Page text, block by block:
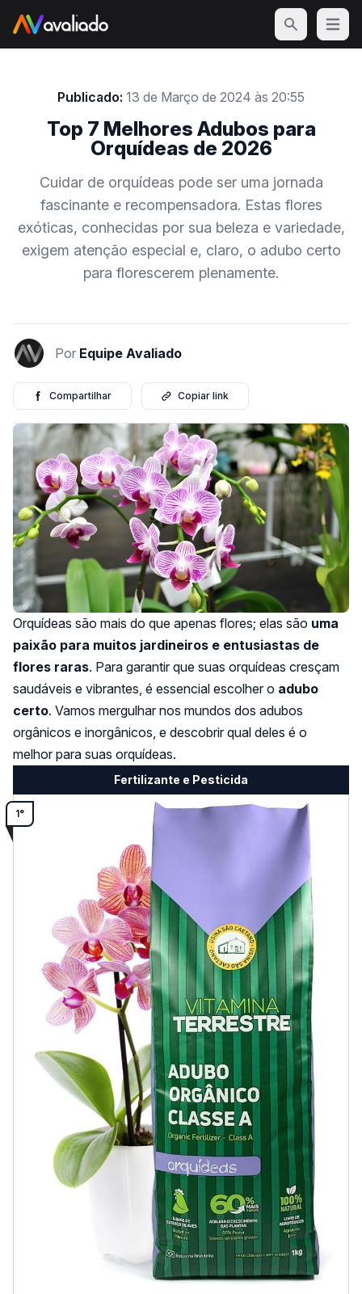
Open
Publicado: 13 de Março de 2024 às 20:55
Top 7 Melhores Adubos para
Orquídeas de 2026
Cuidar de orquídeas pode ser uma jornada
fascinante e recompensadora. Estas flores
exóticas, conhecidas por sua beleza e variedade,
exigem atenção especial e, claro, o adubo certo
para florescerem plenamente.
Por Equipe Avaliado
Compartilhar Copiar link
Orquídeas são mais do que apenas flores; elas são uma
paixão para muitos jardineiros e entusiastas de
flores raras. Para garantir que suas orquídeas cresçam
saudáveis e vibrantes, é essencial escolher o adubo
certo. Vamos mergulhar nos mundos dos adubos
orgânicos e inorgânicos, e descobrir qual deles é o
melhor para suas orquídeas.
Fertilizante e Pesticida
1°